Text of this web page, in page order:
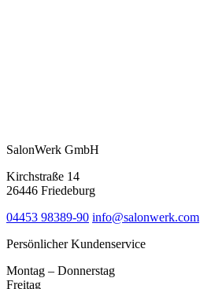
SalonWerk GmbH
Kirchstraße 14
26446 Friedeburg
04453 98389-90 info@salonwerk.com
Persönlicher Kundenservice
Montag – Donnerstag
Freitag